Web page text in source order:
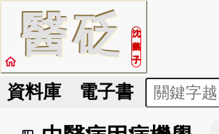
醫砭
沈
藥
子
home
資料庫 電子書